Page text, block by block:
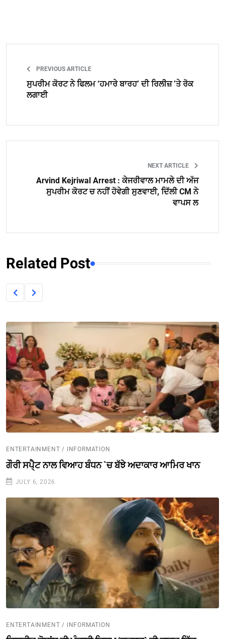
PREVIOUS ARTICLE
ਸੁਪਰੀਮ ਕੋਰਟ ਨੇ ਫਿਲਮ ‘ਹਮਾਰੇ ਬਾਰਹ’ ਦੀ ਰਿਲੀਜ਼ ’ਤੇ ਰੋਕ
ਲਗਾਈ
NEXT ARTICLE
Arvind Kejriwal Arrest : ਕੇਜਰੀਵਾਲ ਮਾਮਲੇ ਦੀ ਅੱਜ
ਸੁਪਰੀਮ ਕੋਰਟ ਚ ਨਹੀਂ ਹੋਵੇਗੀ ਸੁਣਵਾਈ, ਦਿੱਲੀ CM ਨੇ
ਵਾਪਸ ਲ
Related Post
ENTERTAINMENT / INFORMATION
ਗੌਰੀ ਸਪੈ੍ਟ ਨਾਲ ਵਿਆਹ ਬੰਧਨ `ਚ ਬੱਝੇ ਅਦਾਕਾਰ ਆਮਿਰ ਖਾਨ
JULY 6, 2026
ENTERTAINMENT / INFORMATION